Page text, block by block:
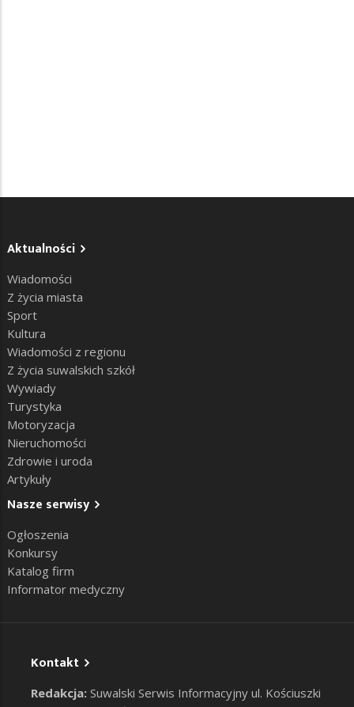
Aktualności
Wiadomości
Z życia miasta
Sport
Kultura
Wiadomości z regionu
Z życia suwalskich szkół
Wywiady
Turystyka
Motoryzacja
Nieruchomości
Zdrowie i uroda
Artykuły
Nasze serwisy
Ogłoszenia
Konkursy
Katalog firm
Informator medyczny
Kontakt
Redakcja: Suwalski Serwis Informacyjny ul. Kościuszki